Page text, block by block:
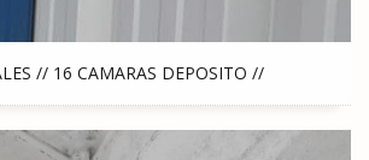
// 16 CAMARAS DEPOSITO //